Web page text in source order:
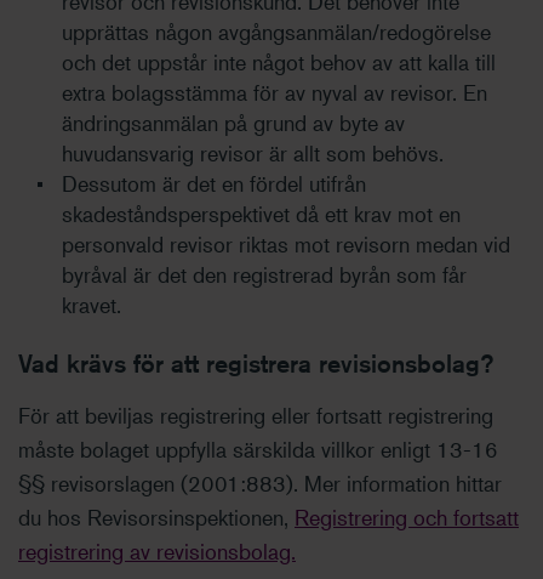
upprättas någon avgångsanmälan/redogörelse
och det uppstår inte något behov av att kalla till
extra bolagsstämma för av nyval av revisor. En
ändringsanmälan på grund av byte av
huvudansvarig revisor är allt som behövs.
Dessutom är det en fördel utifrån
skadeståndsperspektivet då ett krav mot en
personvald revisor riktas mot revisorn medan vid
byråval är det den registrerad byrån som får
kravet.
Vad krävs för att registrera revisionsbolag?
För att beviljas registrering eller fortsatt registrering
måste bolaget uppfylla särskilda villkor enligt 13-16
§§ revisorslagen (2001:883). Mer information hittar
du hos Revisorsinspektionen, Registrering och fortsatt
registrering av revisionsbolag.